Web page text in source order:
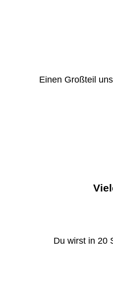
Einen Großteil
Du wirst in 20